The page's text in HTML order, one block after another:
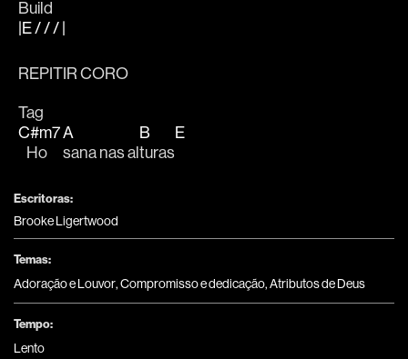
Build
|E / / / |
REPITIR CORO
Tag
C#m7
   Ho
A
sana nas al
B
turas
E
Escritoras:
Brooke Ligertwood
Temas:
Adoração e Louvor,Compromisso e dedicação,Atributos de Deus
Tempo:
Lento